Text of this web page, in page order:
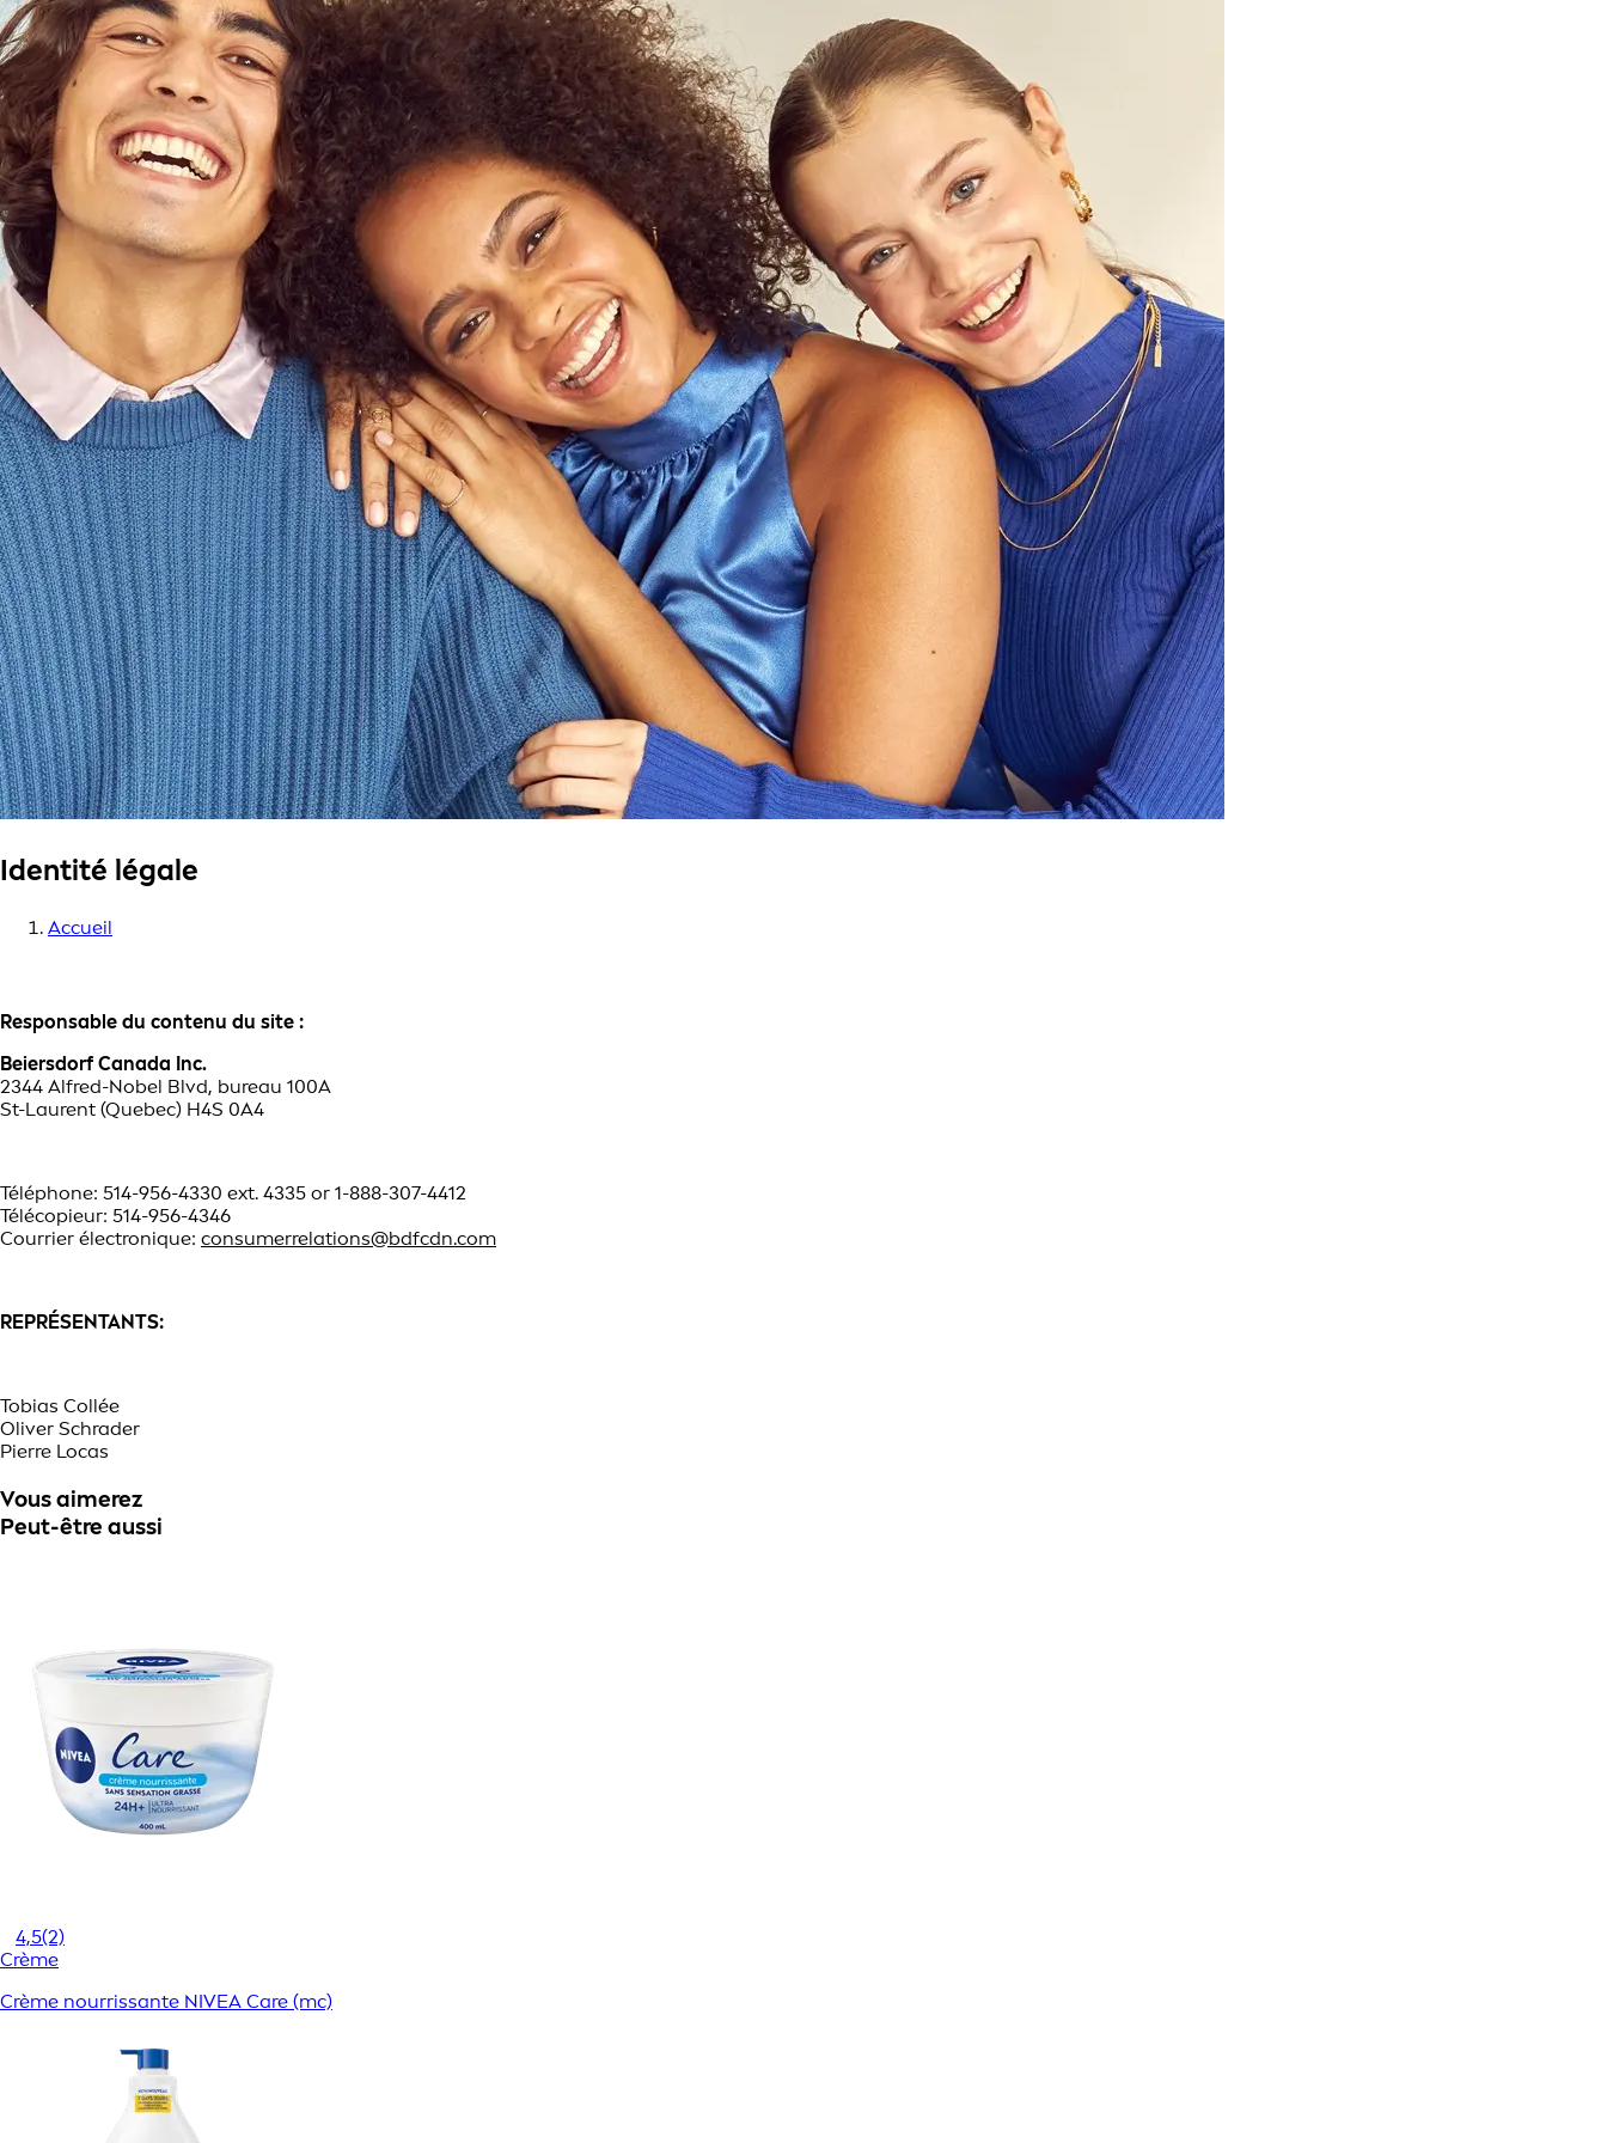
Identité légale
Accueil
Responsable du contenu du site :
Beiersdorf Canada Inc.
2344 Alfred-Nobel Blvd, bureau 100A
St-Laurent (Quebec) H4S 0A4
Téléphone: 514-956-4330 ext. 4335 or 1-888-307-4412
Télécopieur: 514-956-4346
Courrier électronique: consumerrelations@bdfcdn.com
REPRÉSENTANTS:
Tobias Collée
Oliver Schrader
Pierre Locas
Vous aimerez
Peut-être aussi
4,5(2)
Crème
Crème nourrissante NIVEA Care (mc)